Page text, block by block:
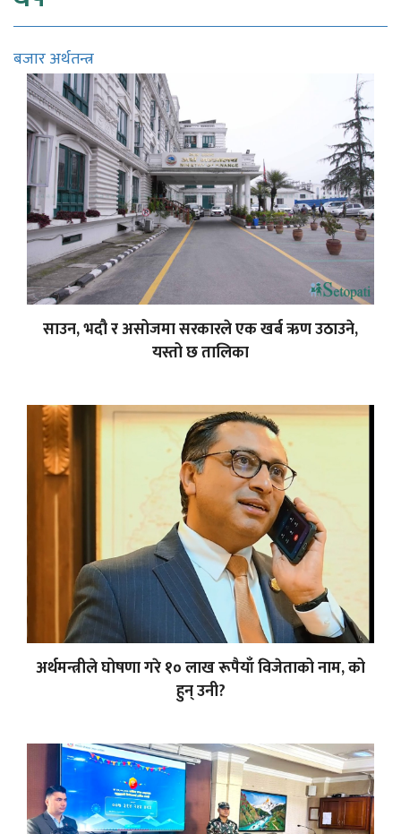
बजार अर्थतन्त्र
साउन, भदौ र असोजमा सरकारले एक खर्ब ऋण उठाउने,
यस्तो छ तालिका
अर्थमन्त्रीले घोषणा गरे १० लाख रूपैयाँ विजेताको नाम, को
हुन् उनी?